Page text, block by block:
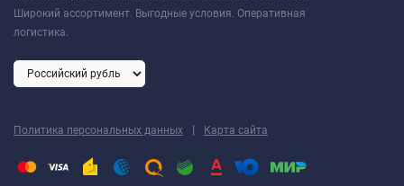
Широкий ассортимент. Выгодные условия. Оперативная
логистика.
Политика персональных данных | Карта сайта